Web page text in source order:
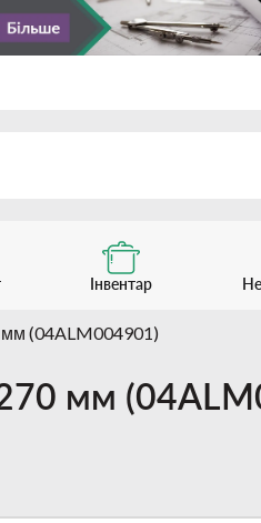
Інвентар
(04ALM004901)
мм